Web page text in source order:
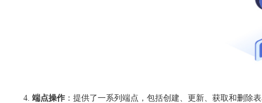
端点操作 ：提供了一系列端点，包括创建、更新、获取和删除